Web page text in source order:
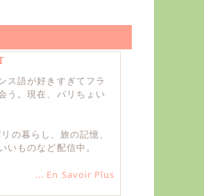
ス語が好きすぎてフラ
う。現在、パリちょい
の暮らし、旅の記憶、
いものなど配信中。
... En Savoir Plus